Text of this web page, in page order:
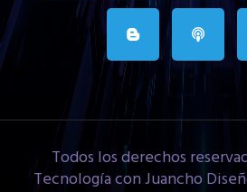
Todos los derechos
Tecnología con Juancho